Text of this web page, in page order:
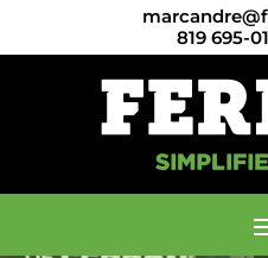
819 695-